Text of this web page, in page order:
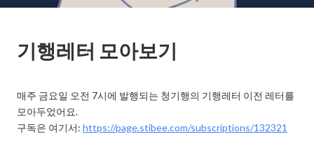
기행레터 모아보기
매주 금요일 오전 7시에 발행되는 청기행의 기행레터 이전 레터를
모아두었어요.
구독은 여기서: https://page.stibee.com/subscriptions/132321